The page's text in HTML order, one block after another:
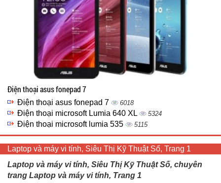
Điện thoại asus fonepad 7
Điện thoại asus fonepad 7 6018
Điện thoại microsoft Lumia 640 XL 5324
Điện thoại microsoft lumia 535 5115
Laptop và máy vi tính, Siêu Thị Kỹ Thuật Số, Trang 1
Laptop và máy vi tính, Siêu Thị Kỹ Thuật Số, chuyên
trang Laptop và máy vi tính, Trang 1